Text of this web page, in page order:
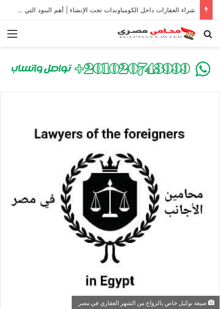
شراء العقارات داخل الكومباوندات تحت الإنشاء | أهم البنود التي تحمي المشتري في القانون المصري
بحث عن
صيغة توكيل خاص بالزواج من الشهر العقاري في مصر